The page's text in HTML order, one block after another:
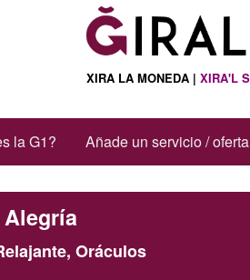
XIRA LA MONEDA | XIRA'L
la G1? Añade un servicio /
Alegría
Oráculos